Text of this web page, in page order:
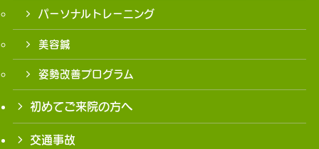
パーソナルトレーニング
美容鍼
姿勢改善プログラム
初めてご来院の方へ
交通事故